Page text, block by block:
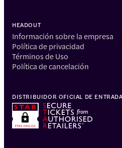
HEADOUT
Información sobre la empresa
Política de privacidad
Términos de Uso
Política de cancelación
DISTRIBUIDOR OFICIAL DE